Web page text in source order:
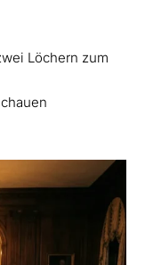
Löchern zum